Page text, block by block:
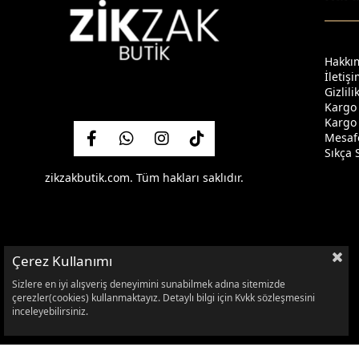
zikzakbutik.com. Tüm hakları saklıdır.
Çerez Kullanımı
Sizlere en iyi alışveriş deneyimini sunabilmek adına sitemizde
çerezler(cookies) kullanmaktayız. Detaylı bilgi için Kvkk sözleşmesini
inceleyebilirsiniz.